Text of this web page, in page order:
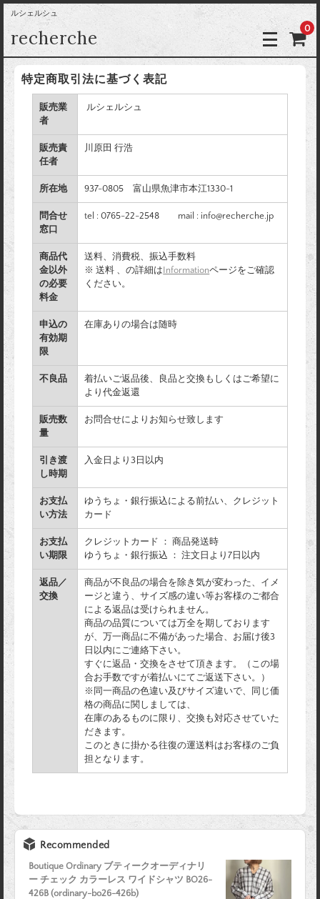
ルシェルシュ
recherche 0
特定商取引法に基づく表記
販売業
者
ルシェルシュ
販売責
任者
川原田 行浩
所在地 937-0805 富山県魚津市本江1330-1
問合せ
窓口
tel : 0765-22-2548 mail : info@recherche.jp
商品代
金以外
の必要
料金
送料、消費税、振込手数料
※ 送料 、の詳細は Informationページをご確認
ください。
申込の
有効期
限
在庫ありの場合は随時
不良品
着払いご返品後、良品と交換もしくはご希望に
より代金返還
販売数
量
お問合せによりお知らせ致します
引き渡
し時期
入金日より3日以内
お支払
い方法
ゆうちょ・銀行振込による前払い、クレジット
カード
お支払
い期限
クレジットカード ： 商品発送時
ゆうちょ・銀行振込 ： 注文日より7日以内
返品／
交換
商品が不良品の場合を除き気が変わった、イメ
ージと違う、サイズ感の違い等お客様のご都合
による返品は受けられません。
商品の品質については万全を期しております
が、万一商品に不備があった場合、お届け後3
日以内にご連絡下さい。
すぐに返品・交換をさせて頂きます。（この場
合お手数ですが着払いにてご返送下さい。）
※同一商品の色違い及びサイズ違いで、同じ価
格の商品に関しましては、
在庫のあるものに限り、交換も対応させていた
だきます。
このときに掛かる往復の運送料はお客様のご負
担となります。
Recommended
Boutique Ordinary ブティークオーディナリ
ー チェック カラーレス ワイドシャツ BO26-
426B (ordinary-bo26-426b)